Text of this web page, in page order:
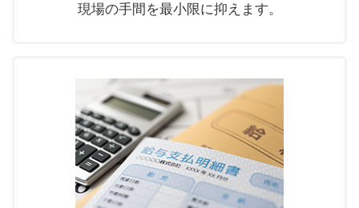
現場の手間を最小限に抑えます。